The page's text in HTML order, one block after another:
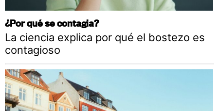
¿Por qué se contagia?
La ciencia explica por qué el bostezo es
contagioso